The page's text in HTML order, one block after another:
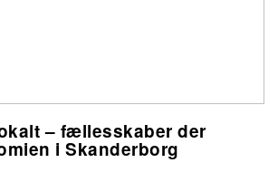
– fællesskaber der
i Skanderborg